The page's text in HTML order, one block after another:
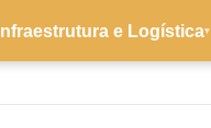
Infraestrutura e Logística▾